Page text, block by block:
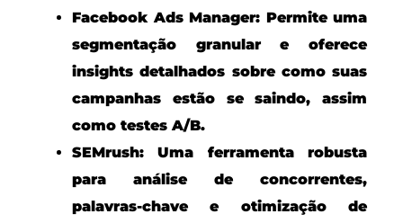
Facebook Ads Manager: Permite uma
segmentação granular e oferece
insights detalhados sobre como suas
campanhas estão se saindo, assim
como testes A/B.
SEMrush: Uma ferramenta robusta
para análise de concorrentes,
palavras-chave e otimização de